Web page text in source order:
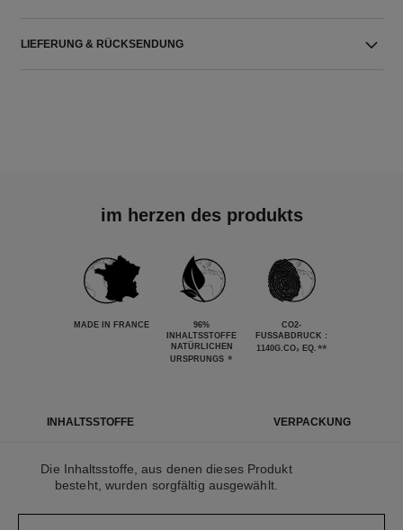
LIEFERUNG & RÜCKSENDUNG
im herzen des produkts
MADE IN FRANCE
96%
INHALTSSTOFFE
NATÜRLICHEN
URSPRUNGS *
CO2-
FUSSABDRUCK : 1
140G.CO₂ EQ. **
INHALTSSTOFFE VERPACKUNG
Die Inhaltsstoffe, aus denen dieses Produkt
besteht, wurden sorgfältig ausgewählt.